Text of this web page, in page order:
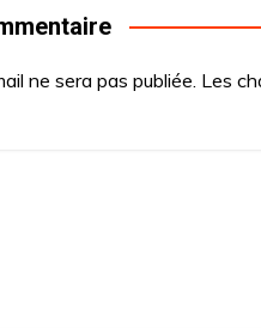
ne sera pas publiée. Les